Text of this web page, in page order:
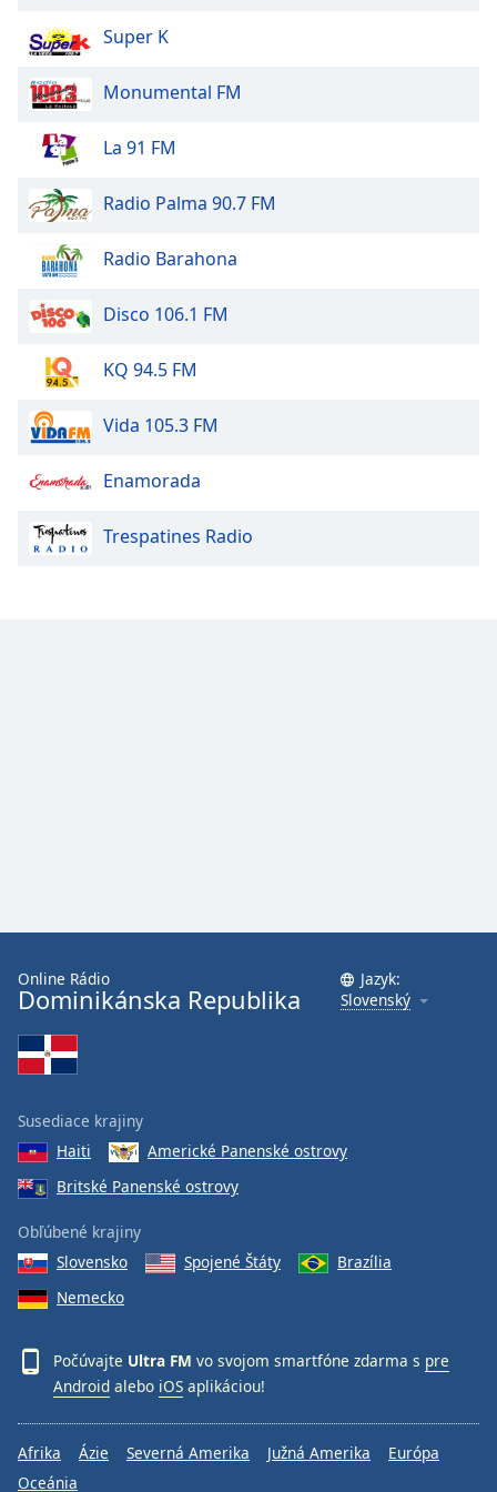
dialog
window.
Escape
cancel
window.
Color
Opacity
Text
Color
Opacity
Font
Family
Done
Close
Dialog
dialog
window.
Super K
Monumental FM
La 91 FM
Radio Palma 90.7 FM
Radio Barahona
Disco 106.1 FM
KQ 94.5 FM
Vida 105.3 FM
Enamorada
Trespatines Radio
Online Rádio
Dominikánska Republika
Jazyk:
Slovenský
Susediace krajiny
Haiti
Americké Panenské ostrovy
Britské Panenské ostrovy
Obľúbené krajiny
Slovensko
Spojené Štáty
Brazília
Nemecko
Počúvajte Ultra FM vo svojom smartfóne zdarma s pre
Android alebo iOS aplikáciou!
Afrika Ázie Severná Amerika Južná Amerika
Európa
Oceánia